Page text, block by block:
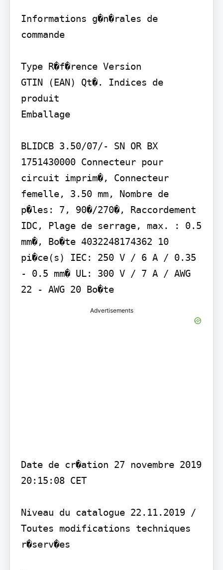
Informations g�n�rales de
commande
Type R�f�rence Version
GTIN (EAN) Qt�. Indices de
produit
Emballage
BLIDCB 3.50/07/- SN OR BX
1751430000 Connecteur pour
circuit imprim�, Connecteur
femelle, 3.50 mm, Nombre de
p�les: 7, 90�/270�, Raccordement
IDC, Plage de serrage, max. : 0.5
mm�, Bo�te 4032248174362 10
pi�ce(s) IEC: 250 V / 6 A / 0.35
- 0.5 mm� UL: 300 V / 7 A / AWG
22 - AWG 20 Bo�te
Advertisements
Date de cr�ation 27 novembre 2019
20:15:08 CET
Niveau du catalogue 22.11.2019 /
Toutes modifications techniques
r�serv�es